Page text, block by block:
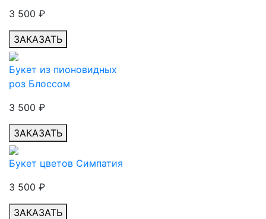
3 500 ₽
ЗАКАЗАТЬ
Букет из пионовидных
роз Блоссом
3 500 ₽
ЗАКАЗАТЬ
Букет цветов Симпатия
3 500 ₽
ЗАКАЗАТЬ